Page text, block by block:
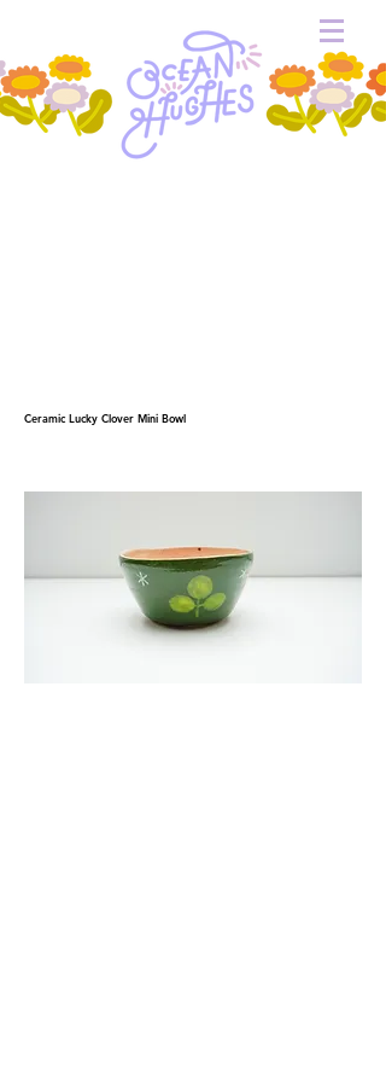
Ceramic Lucky Clover Mini Bowl